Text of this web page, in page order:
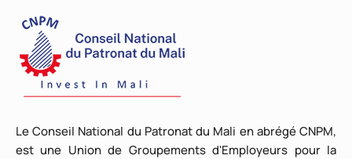
Le Conseil National du Patronat du Mali en abrégé CNPM,
est une Union de Groupements d'Employeurs pour la